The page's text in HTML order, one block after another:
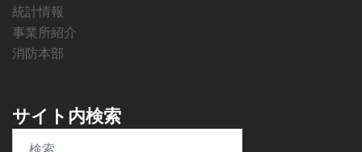
統計情報
事業所紹介
消防本部
サイト内検索